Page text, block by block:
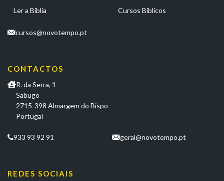
Ler a Bíblia Cursos Bíblicos
cursos@novotempo.pt
CONTACTOS
R. da Serra, 1
Sabugo
2715-398 Almargem do Bispo
Portugal
933 93 92 91 geral@novotempo.pt
REDES SOCIAIS